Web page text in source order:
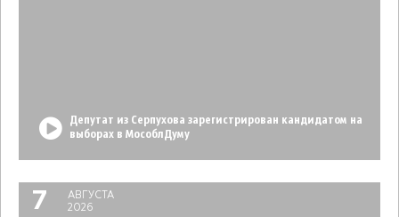
Депутат из Серпухова зарегистрирован кандидатом на
выборах в МособлДуму
7
АВГУСТА
2026